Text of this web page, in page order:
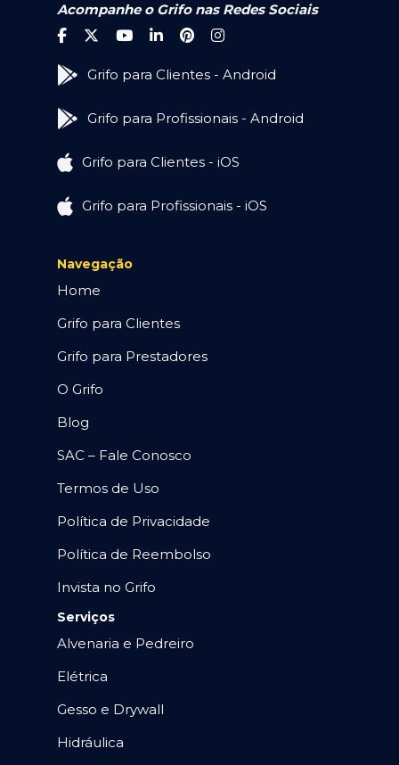
Acompanhe o Grifo nas Redes Sociais
Grifo para Clientes - Android
Grifo para Profissionais - Android
Grifo para Clientes - iOS
Grifo para Profissionais - iOS
Navegação
Home
Grifo para Clientes
Grifo para Prestadores
O Grifo
Blog
SAC – Fale Conosco
Termos de Uso
Política de Privacidade
Política de Reembolso
Invista no Grifo
Serviços
Alvenaria e Pedreiro
Elétrica
Gesso e Drywall
Hidráulica